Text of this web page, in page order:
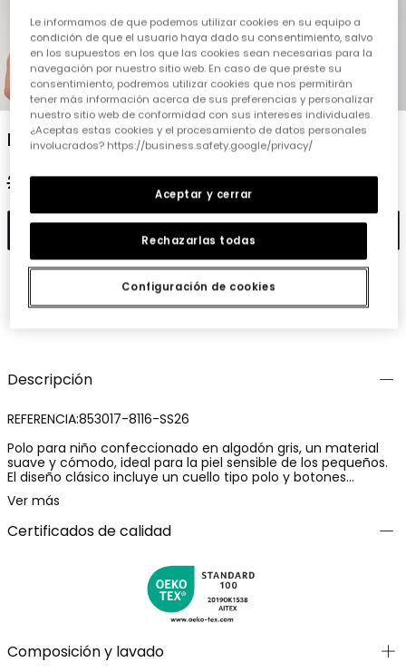
1 2 3 4 5
Polo niño negro
25,95 € 12,95 € 11,65 €
Añadir
Descripción
REFERENCIA:853017-8116-SS26
Polo para niño confeccionado en algodón gris, un material
suave y cómodo, ideal para la piel sensible de los pequeños.
El diseño clásico incluye un cuello tipo polo y botones
frontales, lo que facilita su colocación. Perfecto para edades
desde 2 hasta los 14 años, es versátil para ocasiones casuales
o un poco más formales. Su color gris facilita las
combinaciones con diferentes estilos y prendas. Un detalle
abrumador, convirtiéndolo en una opción elegante para
Ver más
Certificados de calidad
Composición y lavado
Le informamos de que podemos utilizar cookies en su equipo a
condición de que el usuario haya dado su consentimiento, salvo
en los supuestos en los que las cookies sean necesarias para la
navegación por nuestro sitio web. En caso de que preste su
consentimiento, podremos utilizar cookies que nos permitirán
tener más información acerca de sus preferencias y personalizar
nuestro sitio web de conformidad con sus intereses individuales.
¿Aceptas estas cookies y el procesamiento de datos personales
involucrados? https://business.safety.google/privacy/
Configuración de cookies
Rechazarlas todas
Aceptar y cerrar